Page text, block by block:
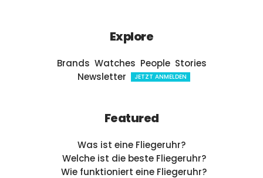
Explore
Brands Watches People Stories
Newsletter
JETZT ANMELDEN
Featured
Was ist eine Fliegeruhr?
Welche ist die beste Fliegeruhr?
Wie funktioniert eine Fliegeruhr?